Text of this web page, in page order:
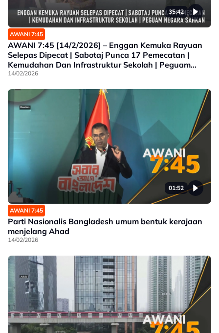
35:42
AWANI 7:45
AWANI 7:45 [14/2/2026] – Enggan Kemuka Rayuan
Selepas Dipecat | Sabotaj Punca 17 Pemecatan |
Kemudahan Dan Infrastruktur Sekolah | Peguam
Negara Sahkan
14/02/2026
01:52
AWANI 7:45
Parti Nasionalis Bangladesh umum bentuk kerajaan
menjelang Ahad
14/02/2026